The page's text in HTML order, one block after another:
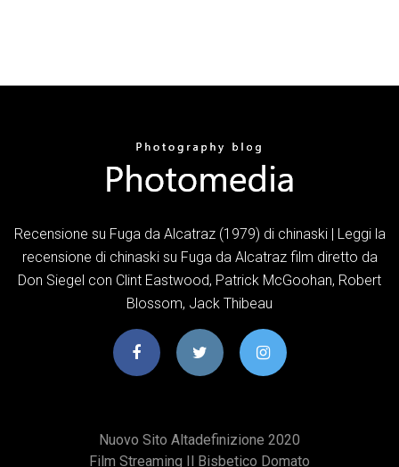
Recensione su Fuga da Alcatraz (1979) di chinaski | Leggi la
recensione di chinaski su Fuga da Alcatraz film diretto da
Don Siegel con Clint Eastwood, Patrick McGoohan, Robert
Blossom, Jack Thibeau
Nuovo Sito Altadefinizione 2020
Film Streaming Il Bisbetico Domato